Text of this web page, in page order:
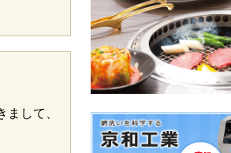
して、